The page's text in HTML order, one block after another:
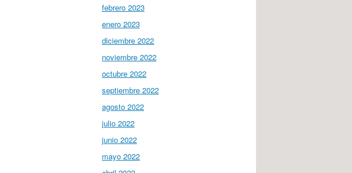
febrero 2023
enero 2023
diciembre 2022
noviembre 2022
octubre 2022
septiembre 2022
agosto 2022
julio 2022
junio 2022
mayo 2022